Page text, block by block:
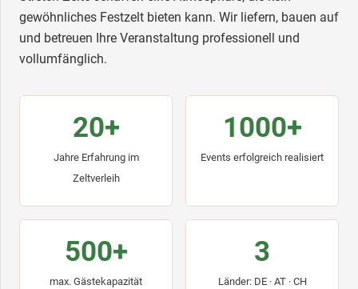
gewöhnliches Festzelt bieten kann. Wir liefern, bauen auf
und betreuen Ihre Veranstaltung professionell und
vollumfänglich.
20+
Jahre Erfahrung im
Zeltverleih
1000+
Events erfolgreich realisiert
500+
max. Gästekapazität
3
Länder: DE · AT · CH